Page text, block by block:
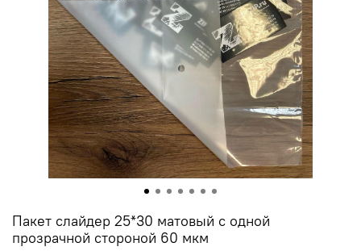
Пакет слайдер 25*30 матовый с одной
прозрачной стороной 60 мкм